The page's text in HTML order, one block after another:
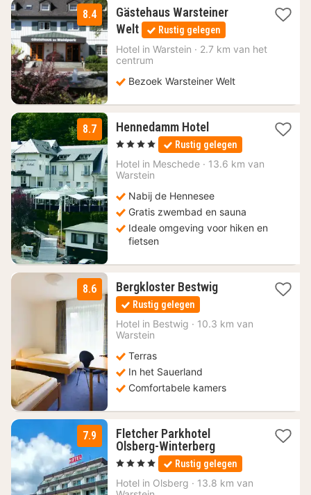
8.4
Gästehaus Warsteiner
Welt 1
nacht
vanaf
105
Rustig gelegen
Hotel in Warstein · 2.7 km van het
centrum
Bezoek Warsteiner Welt
8.7 Hennedamm Hotel3
nachten
vanaf
106
, 4 Sterren Rustig gelegen
Hotel in Meschede · 13.6 km van
Warstein
Nabij de Hennesee
Gratis zwembad en sauna
Ideale omgeving voor hiken en
fietsen
8.6 Bergkloster Bestwig1
125,40
Rustig gelegen
Hotel in Bestwig · 10.3 km van
Warstein
Terras
In het Sauerland
Comfortabele kamers
7.9
Fletcher Parkhotel
Olsberg-Winterberg1
nacht
vanaf
75
, 4 Sterren Rustig gelegen
Hotel in Olsberg · 13.8 km van